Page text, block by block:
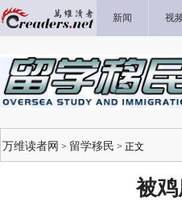
新闻 视
万维读者网 > 留学移民 > 正文
被